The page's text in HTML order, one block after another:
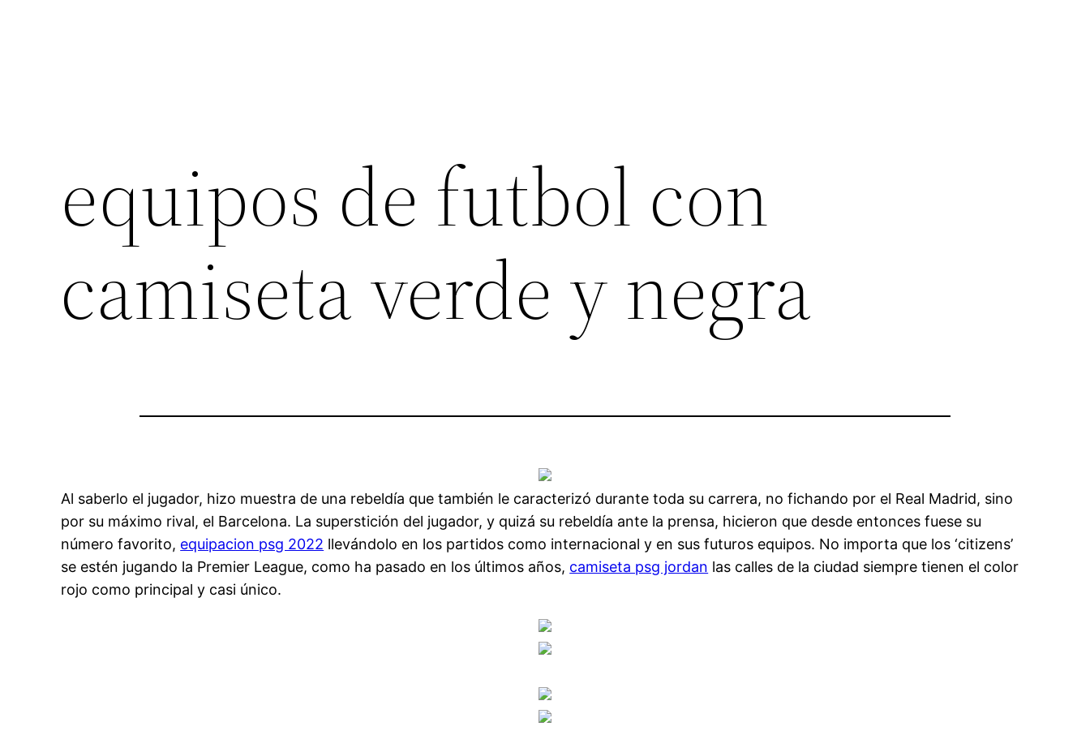
equipos de futbol con
camiseta verde y negra
Al saberlo el jugador, hizo muestra de una rebeldía que también le caracterizó durante toda su carrera, no fichando por el Real Madrid, sino
por su máximo rival, el Barcelona. La superstición del jugador, y quizá su rebeldía ante la prensa, hicieron que desde entonces fuese su
número favorito, equipacion psg 2022 llevándolo en los partidos como internacional y en sus futuros equipos. No importa que los ‘citizens’
se estén jugando la Premier League, como ha pasado en los últimos años, camiseta psg jordan las calles de la ciudad siempre tienen el color
rojo como principal y casi único.